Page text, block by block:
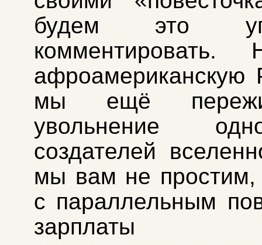
будем это
афроамериканскую
мы ещё
увольнение
создателей
мы вам не простим,
с параллельным
зарплаты